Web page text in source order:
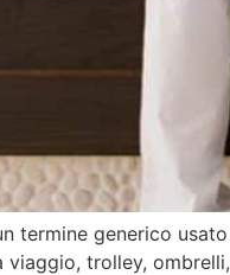
termine generico
viaggio, trolley,